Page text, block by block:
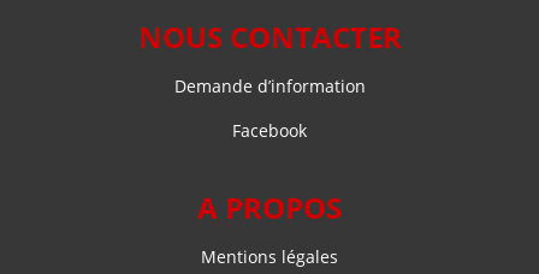
NOUS CONTACTER
Demande d’information
Facebook
A PROPOS
Mentions légales